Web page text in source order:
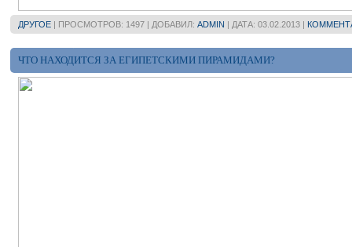
ДРУГОЕ | ПРОСМОТРОВ: 1497 | ДОБАВИЛ: ADMIN | ДАТА: 03.02.2013 |
ЧТО НАХОДИТСЯ ЗА ЕГИПЕТСКИМИ ПИРАМИДАМИ?